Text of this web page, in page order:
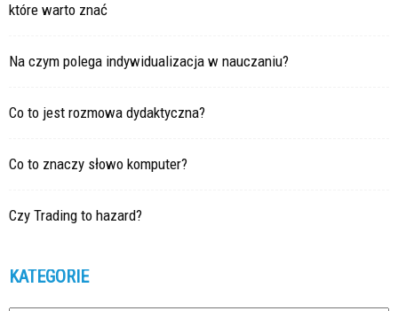
które warto znać
Na czym polega indywidualizacja w nauczaniu?
Co to jest rozmowa dydaktyczna?
Co to znaczy słowo komputer?
Czy Trading to hazard?
KATEGORIE
Kategorie